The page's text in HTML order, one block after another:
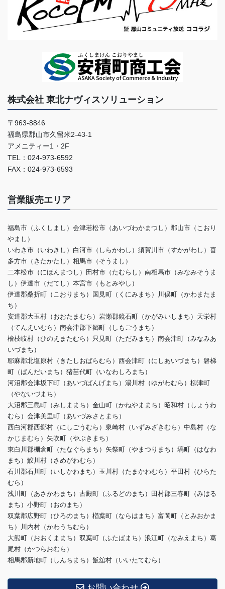
株式会社 東北ナヴィスソリューション
〒963-8846
福島県郡山市久留米2-43-1
アメニティー1・2F
TEL：024-973-6592
FAX：024-973-6593
営業販売エリア
福島市（ふくしまし）会津若松市（あいづわかまつし）郡山市（こおり
やまし）
いわき市（いわきし）白河市（しらかわし）須賀川市（すかがわし）喜
多方市（きたかたし）相馬市（そうまし）
二本松市（にほんまつし）田村市（たむらし）南相馬市（みなみそうま
し）伊達市（だてし）本宮市（もとみやし）
伊達郡桑折町（こおりまち）国見町（くにみまち）川俣町（かわまたま
ち）
安達郡大玉村（おおたまむら）岩瀬郡鏡石町（かがみいしまち）天栄村
（てんえいむら）南会津郡下郷町（しもごうまち）
檜枝岐村（ひのえまたむら）只見町（ただみまち）南会津町（みなみあ
いづまち）
耶麻郡北塩原村（きたしおばらむら）西会津町（にしあいづまち）磐梯
町（ばんだいまち）猪苗代町（いなわしろまち）
河沼郡会津坂下町（あいづばんげまち）湯川村（ゆがわむら）柳津町
（やないづまち）
大沼郡三島町（みしままち）金山町（かねやままち）昭和村（しょうわ
むら）会津美里町（あいづみさとまち）
西白河郡西郷村（にしごうむら）泉崎村（いずみざきむら）中島村（な
かじまむら）矢吹町（やぶきまち）
東白川郡棚倉町（たなぐらまち）矢祭町（やまつりまち）塙町（はなわ
まち）鮫川村（さめがわむら）
石川郡石川町（いしかわまち）玉川村（たまかわむら）平田村（ひらた
むら）
浅川町（あさかわまち）古殿町（ふるどのまち）田村郡三春町（みはる
まち）小野町（おのまち）
双葉郡広野町（ひろのまち）楢葉町（ならはまち）富岡町（とみおかま
ち）川内村（かわうちむら）
大熊町（おおくままち）双葉町（ふたばまち）浪江町（なみえまち）葛
尾村（かつらおむら）
相馬郡新地町（しんちまち）飯舘村（いいたてむら）